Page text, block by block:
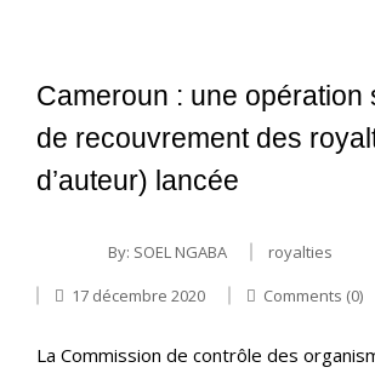
Cameroun : une opération
de recouvrement des
d’auteur) lancée
By: SOEL NGABA
royalties
17 décembre 2020
Comments (0)
La Commission de contrôle des